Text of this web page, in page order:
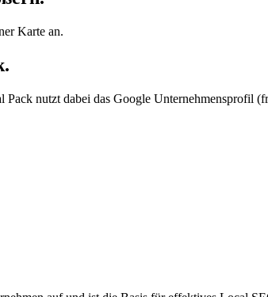
Karte an.
nutzt dabei das Google Unternehmensprofil